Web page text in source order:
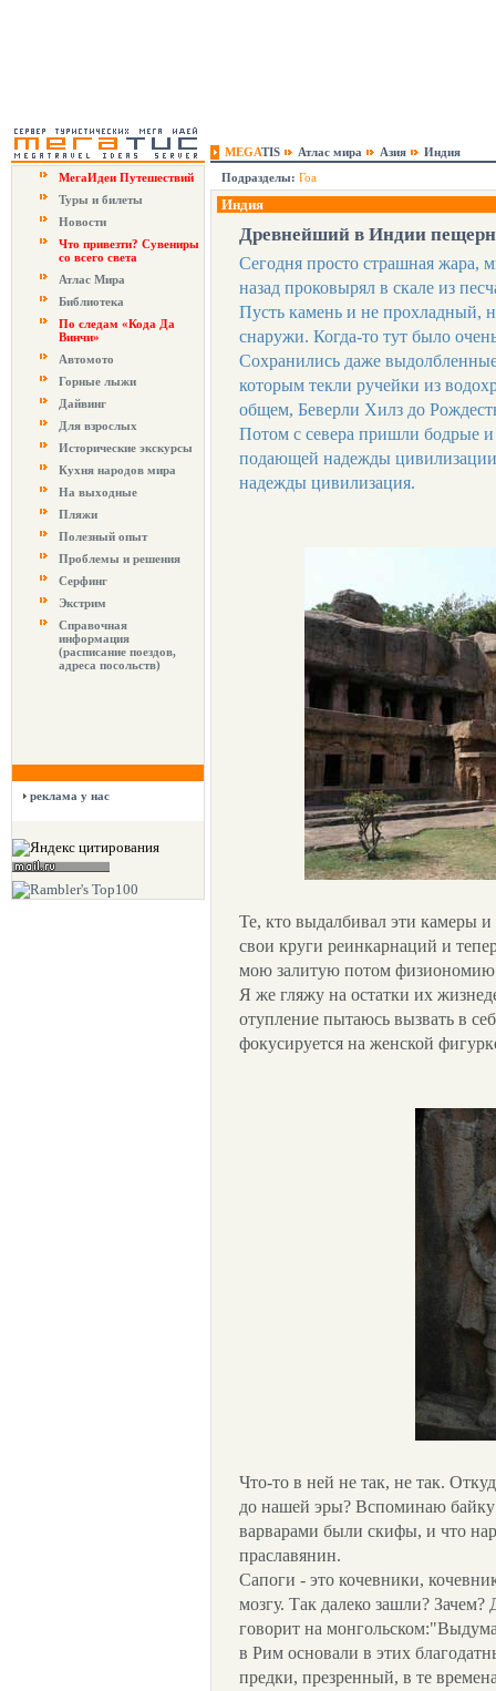
MEGATIS Атлас мира Азия
Индия
МегаИдеи Путешествий
Туры и билеты
Новости
Что привезти? Сувениры
со всего света
Атлас Мира
Библиотека
По следам «Кода Да
Винчи»
Автомото
Горные лыжи
Дайвинг
Для взрослых
Исторические экскурсы
Кухня народов мира
На выходные
Пляжи
Полезный опыт
Проблемы и решения
Серфинг
Экстрим
Справочная
информация
(расписание поездов,
адреса посольств)
реклама у нас
Подразделы: Гоа
Индия
Древнейший в Индии
Сегодня просто страшная жара,
назад проковырял в скале из
Пусть камень и не прохладный,
снаружи. Когда-то тут было
Сохранились даже
которым текли ручейки из
общем, Беверли Хилз до
Потом с севера пришли бодрые
подающей надежды цивилизации
надежды цивилизация.
Те, кто выдалбивал эти камеры
свои круги реинкарнаций и
мою залитую потом физиономию
Я же гляжу на остатки их
отупление пытаюсь вызвать в
фокусируется на женской
Что-то в ней не так, не так.
до нашей эры? Вспоминаю
варварами были скифы, и что
праславянин.
Сапоги - это кочевники,
мозгу. Так далеко зашли?
говорит на
в Рим основали в этих
предки, презренный, в те